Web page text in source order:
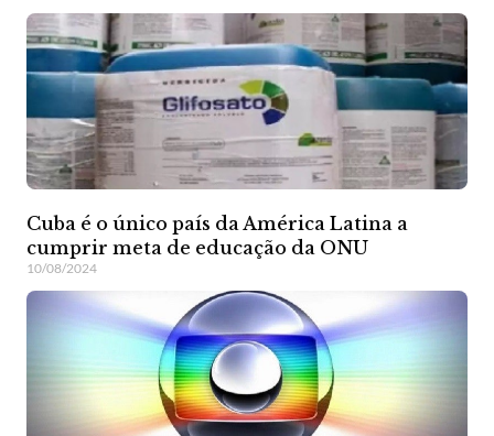
Cuba é o único país da América Latina a
cumprir meta de educação da ONU
10/08/2024